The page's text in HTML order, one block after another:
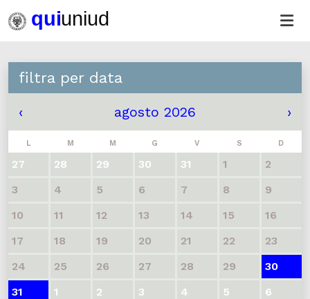
filtra per data
‹ agosto 2026 ›
L M M G V S D
27 28 29 30 31 1
2
3
4 5 6 7 8
9
10
11 12 13 14 15
16
17
18 19 20 21 22
23
24
25 26 27 28 29
30
31
1 2 3 4 5 6